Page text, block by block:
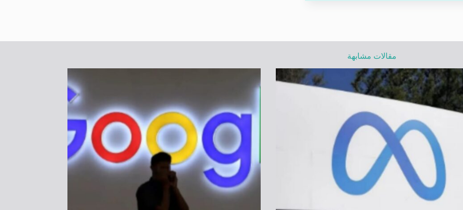
مقالات مشابهة